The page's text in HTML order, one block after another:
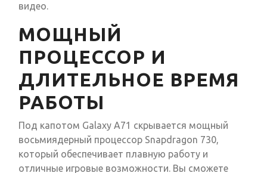
видео.
МОЩНЫЙ
ПРОЦЕССОР И
ДЛИТЕЛЬНОЕ ВРЕМЯ
РАБОТЫ
Под капотом Galaxy A71 скрывается мощный
восьмиядерный процессор Snapdragon 730,
который обеспечивает плавную работу и
отличные игровые возможности. Вы сможете